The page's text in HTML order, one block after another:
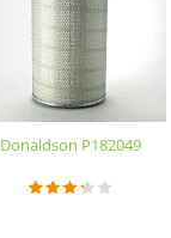
Donaldson P182049